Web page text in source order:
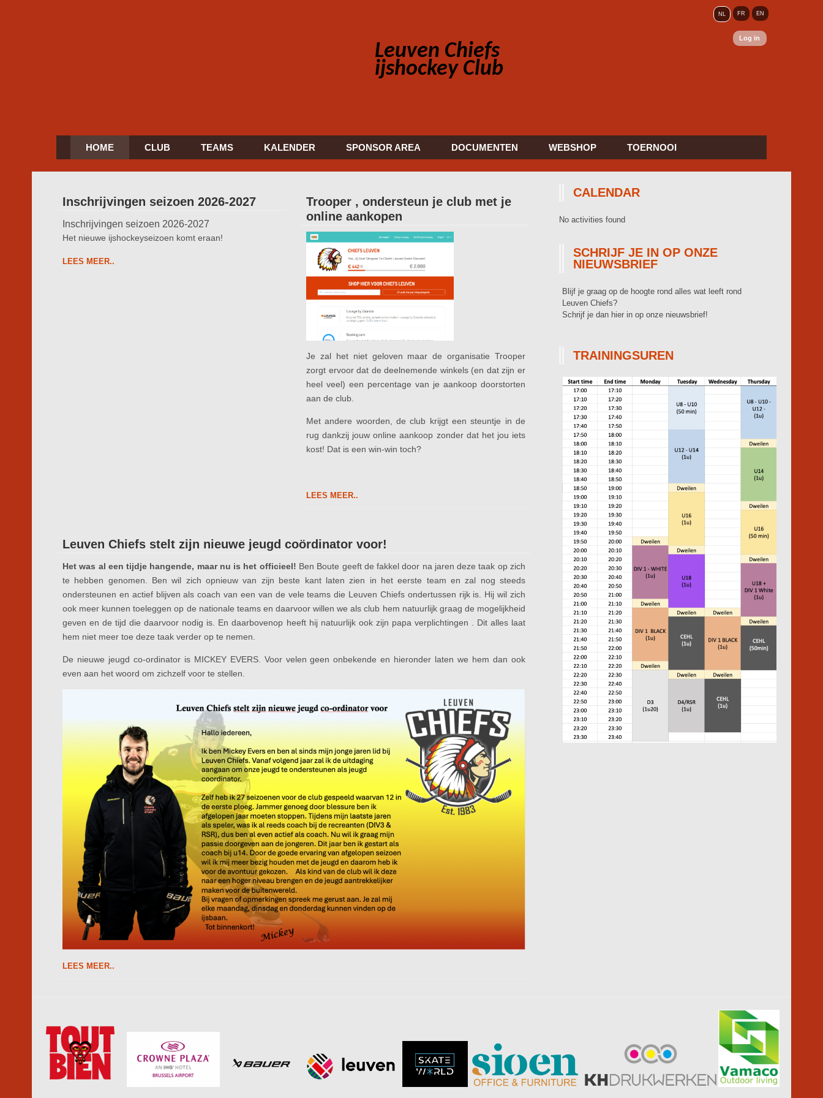
NL FR EN
Log in
Leuven Chiefs
ijshockey Club
HOME CLUB TEAMS KALENDER SPONSOR AREA DOCUMENTEN WEBSHOP TOERNOOI
Inschrijvingen seizoen 2026-2027
Inschrijvingen seizoen 2026-2027
Het nieuwe ijshockeyseizoen komt eraan!
LEES MEER..
Trooper , ondersteun je club met je
online aankopen
Je zal het niet geloven maar de organisatie Trooper
zorgt ervoor dat de deelnemende winkels (en dat zijn er
heel veel) een percentage van je aankoop doorstorten
aan de club.
Met andere woorden, de club krijgt een steuntje in de
rug dankzij jouw online aankoop zonder dat het jou iets
kost! Dat is een win-win toch?
LEES MEER..
Leuven Chiefs stelt zijn nieuwe jeugd coördinator voor!
Het was al een tijdje hangende, maar nu is het officieel! Ben Boute geeft de fakkel door na jaren deze taak op zich
te hebben genomen. Ben wil zich opnieuw van zijn beste kant laten zien in het eerste team en zal nog steeds
ondersteunen en actief blijven als coach van een van de vele teams die Leuven Chiefs ondertussen rijk is. Hij wil zich
ook meer kunnen toeleggen op de nationale teams en daarvoor willen we als club hem natuurlijk graag de mogelijkheid
geven en de tijd die daarvoor nodig is. En daarbovenop heeft hij natuurlijk ook zijn papa verplichtingen . Dit alles laat
hem niet meer toe deze taak verder op te nemen.
De nieuwe jeugd co-ordinator is MICKEY EVERS. Voor velen geen onbekende en hieronder laten we hem dan ook
even aan het woord om zichzelf voor te stellen.
LEES MEER..
CALENDAR
No activities found
SCHRIJF JE IN OP ONZE
NIEUWSBRIEF
Blijf je graag op de hoogte rond alles wat leeft rond
Leuven Chiefs?
Schrijf je dan hier in op onze nieuwsbrief!
TRAININGSUREN